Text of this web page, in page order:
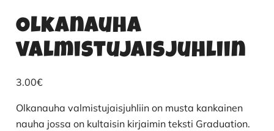
Olkanauha
valmistujaisjuhliin
3.00€
Olkanauha valmistujaisjuhliin on musta kankainen
nauha jossa on kultaisin kirjaimin teksti Graduation.